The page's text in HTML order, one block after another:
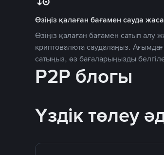
Өзіңіз қалаған бағамен сауда
Өзіңіз қалаған бағамен сатып алу
криптовалюта саудалаңыз.
сатыңыз, өз бағаларыңызды
P2P блогы
Үздік төлеу